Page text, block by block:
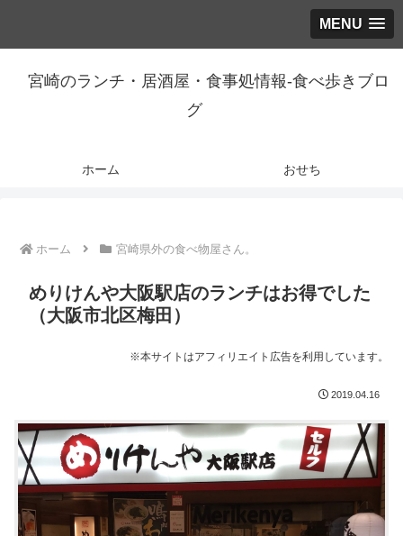
MENU
宮崎のランチ・居酒屋・食事処情報-食べ歩きブロ
グ
ホーム おせち
ホーム 宮崎県外の食べ物屋さん。
めりけんや大阪駅店のランチはお得でした
（大阪市北区梅田）
※本サイトはアフィリエイト広告を利用しています。
2019.04.16